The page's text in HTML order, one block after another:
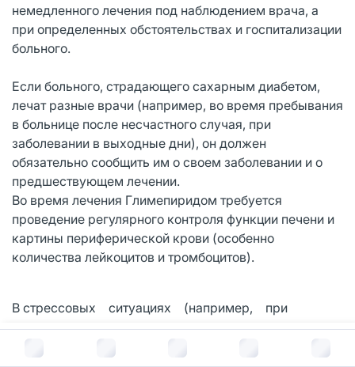
немедленного лечения под наблюдением врача, а
при определенных обстоятельствах и госпитализации
больного.
Если больного, страдающего сахарным диабетом,
лечат разные врачи (например, во время пребывания
в больнице после несчастного случая, при
заболевании в выходные дни), он должен
обязательно сообщить им о своем заболевании и о
предшествующем лечении.
Во время лечения Глимепиридом требуется
проведение регулярного контроля функции печени и
картины периферической крови (особенно
количества лейкоцитов и тромбоцитов).
В стрессовых ситуациях (например, при
травме, хирургическом вмешательстве,